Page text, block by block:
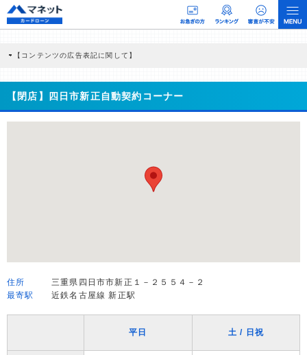
【コンテンツの広告表記に関して】
商品を根拠なくPRするものではなく、当編集部の調査／ユーザーへの口コミ収集な
どに基づき、公平性を担保した情報提供を行っています。
>提携企業一覧
【閉店】四日市新正自動契約コーナー
住所
三重県四日市市新正１－２５５４－２
最寄駅
近鉄名古屋線 新正駅
平日 土 / 日祝